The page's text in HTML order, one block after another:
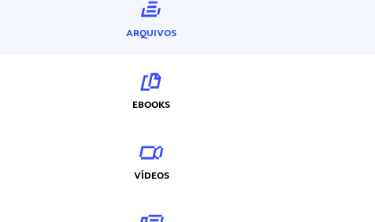
ARQUIVOS
EBOOKS
VÍDEOS